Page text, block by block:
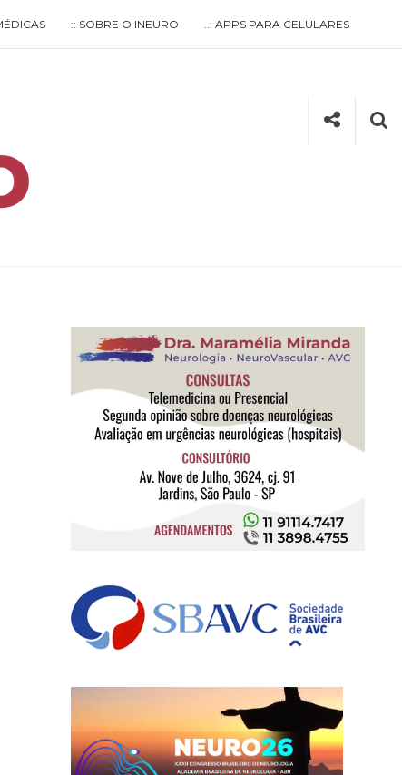
:: SOBRE O INEURO ..: APPS PARA CELULARES
Social